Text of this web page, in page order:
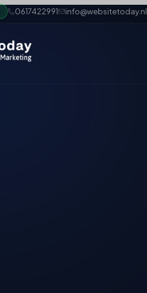
0617422991 info@websitetoday.nl